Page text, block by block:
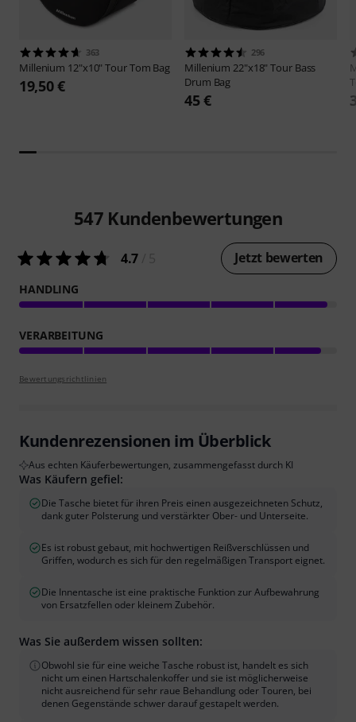
363
Millenium 12"x10" Tour Tom Bag
19,50 €
296
Millenium 22"x18" Tour Bass
Drum Bag
45 €
547 Kundenbewertungen
4.7 Jetzt bewerten
HANDLING
VERARBEITUNG
Bewertungsrichtlinien
Kundenrezensionen im Überblick
Aus echten Käuferbewertungen, zusammengefasst durch KI
Was Käufern gefiel:
Die Tasche bietet für ihren Preis einen ausgezeichneten Schutz,
dank guter Polsterung und verstärkter Ober- und Unterseite.
Es ist robust gebaut, mit hochwertigen Reißverschlüssen und
Griffen, wodurch es sich für den regelmäßigen Transport eignet.
Die Innentasche ist eine praktische Funktion zur Aufbewahrung
von Ersatzfellen oder kleinem Zubehör.
Was Sie außerdem wissen sollten:
Obwohl sie für eine weiche Tasche robust ist, handelt es sich
nicht um einen Hartschalenkoffer und sie ist möglicherweise
nicht ausreichend für sehr raue Behandlung oder Touren, bei
denen Gegenstände schwer darauf gestapelt werden.